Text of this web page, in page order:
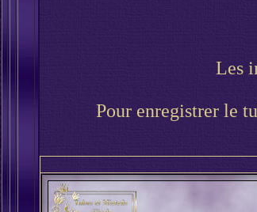
Les
Pour enregistrer le